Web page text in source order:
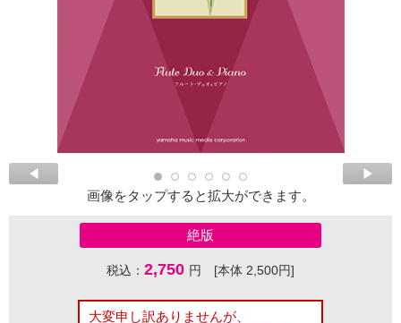
画像をタップすると拡大ができます。
絶版
税込： 2,750 円 [本体 2,500円]
大変申し訳ありませんが、